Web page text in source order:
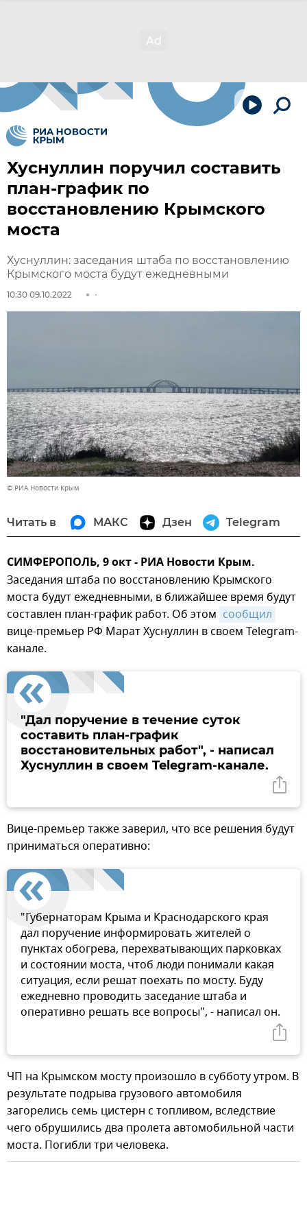
Хуснуллин поручил составить
план-график по
восстановлению Крымского
моста
Хуснуллин: заседания штаба по восстановлению
Крымского моста будут ежедневными
10:30 09.10.2022
© РИА Новости Крым
Читать в МАКС Дзен Telegram
СИМФЕРОПОЛЬ, 9 окт - РИА Новости Крым.
Заседания штаба по восстановлению Крымского
моста будут ежедневными, в ближайшее время будут
составлен план-график работ. Об этом сообщил
вице-премьер РФ Марат Хуснуллин в своем Telegram-
канале.
"Дал поручение в течение суток
составить план-график
восстановительных работ", - написал
Хуснуллин в своем Telegram-канале.
Вице-премьер также заверил, что все решения будут
приниматься оперативно:
"Губернаторам Крыма и Краснодарского края
дал поручение информировать жителей о
пунктах обогрева, перехватывающих парковках
и состоянии моста, чтоб люди понимали какая
ситуация, если решат поехать по мосту. Буду
ежедневно проводить заседание штаба и
оперативно решать все вопросы", - написал он.
ЧП на Крымском мосту произошло в субботу утром. В
результате подрыва грузового автомобиля
загорелись семь цистерн с топливом, вследствие
чего обрушились два пролета автомобильной части
моста. Погибли три человека.